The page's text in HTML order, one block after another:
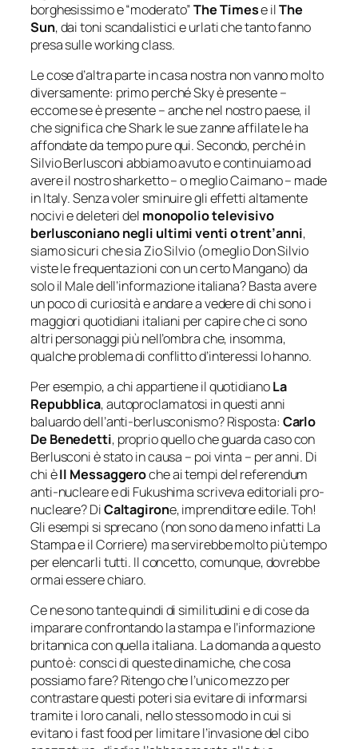
borghesissimo e “moderato”The Timese ilThe
Sun, dai toni scandalistici e urlati che tanto fanno
presa sulleworking class.
Le cose d’altra parte in casa nostra non vanno molto
diversamente: primo perché Sky è presente –
eccome se è presente – anche nel nostro paese, il
che significa che Shark le sue zanne affilate le ha
affondate da tempo pure qui. Secondo, perché in
Silvio Berlusconi abbiamo avuto e continuiamo ad
avere il nostro sharketto – o meglio Caimano – made
in Italy. Senza voler sminuire gli effetti altamente
nocivi e deleteri del monopolio televisivo
berlusconiano negli ultimi venti o trent’anni,
siamo sicuri che sia Zio Silvio (o meglio Don Silvio
viste le frequentazioni con un certo Mangano) da
solo il Male dell’informazione italiana? Basta avere
un poco di curiosità e andare a vedere di chi sono i
maggiori quotidiani italiani per capire che ci sono
altri personaggi più nell’ombra che, insomma,
qualche problema di conflitto d’interessi lo hanno.
Per esempio, a chi appartiene il quotidianoLa
Repubblica, autoproclamatosi in questi anni
baluardo dell’anti-berlusconismo? Risposta: Carlo
De Benedetti, proprio quello che guarda caso con
Berlusconi è stato in causa – poi vinta – per anni. Di
chi èIl Messaggeroche ai tempi del referendum
anti-nucleare e di Fukushima scriveva editoriali pro-
nucleare? DiCaltagirone, imprenditore edile. Toh!
Gli esempi si sprecano (non sono da meno infatti La
Stampa e il Corriere) ma servirebbe molto più tempo
per elencarli tutti. Il concetto, comunque, dovrebbe
ormai essere chiaro.
Ce ne sono tante quindi di similitudini e di cose da
imparare confrontando la stampa e l’informazione
britannica con quella italiana. La domanda a questo
punto è: consci di queste dinamiche, che cosa
possiamo fare? Ritengo che l’unico mezzo per
contrastare questi poteri sia evitare di informarsi
tramite i loro canali, nello stesso modo in cui si
evitano ifast foodper limitare l’invasione del cibo